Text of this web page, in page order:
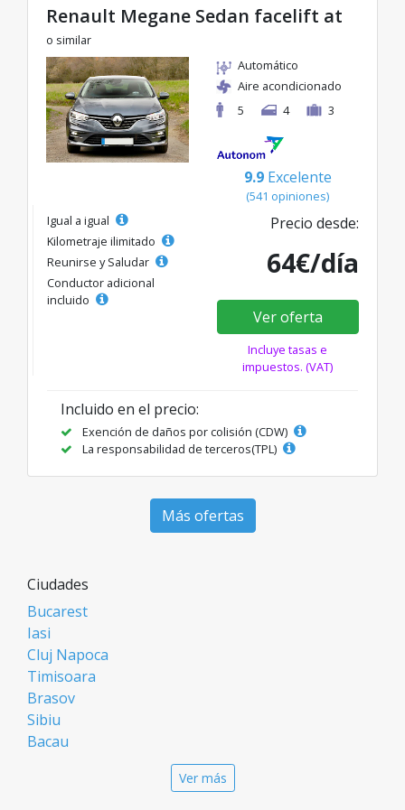
Renault Megane Sedan facelift at
o similar
Automático
Aire acondicionado
5
4 3
9.9 Excelente
(541 opiniones)
Igual a igual
Kilometraje ilimitado
Reunirse y Saludar
Conductor adicional
incluido
Precio desde:
64€/día
Ver oferta
Incluye tasas e
impuestos. (VAT)
Incluido en el precio:
Exención de daños por colisión (CDW)
La responsabilidad de terceros(TPL)
Más ofertas
Ciudades
Bucarest
Iasi
Cluj Napoca
Timisoara
Brasov
Sibiu
Bacau
Ver más